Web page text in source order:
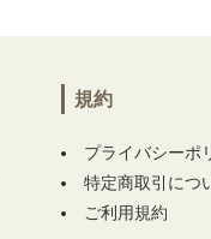
規約
プライバシーポ
特定商取引につ
ご利用規約